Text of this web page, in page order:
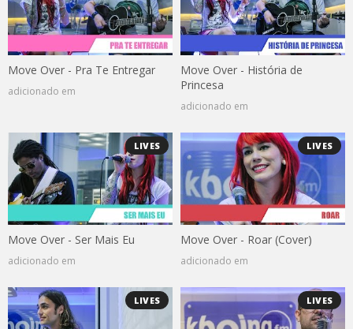
Move Over - Pra Te Entregar
adicionado em
Move Over - História de
Princesa
adicionado em
LIVES
Move Over - Ser Mais Eu
adicionado em
LIVES
Move Over - Roar (Cover)
adicionado em
LIVES LIVES